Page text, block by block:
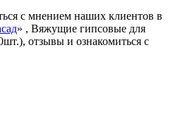
с мнением наших клиентов в
» , Вяжущие гипсовые для
отзывы и ознакомиться с